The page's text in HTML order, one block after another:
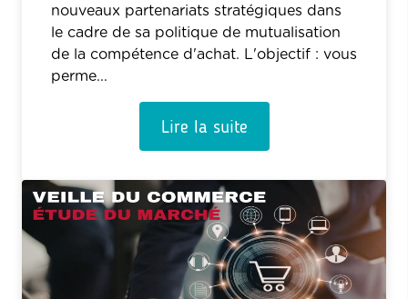
nouveaux partenariats stratégiques dans
le cadre de sa politique de mutualisation
de la compétence d'achat. L'objectif : vous
perme...
Lire la suite